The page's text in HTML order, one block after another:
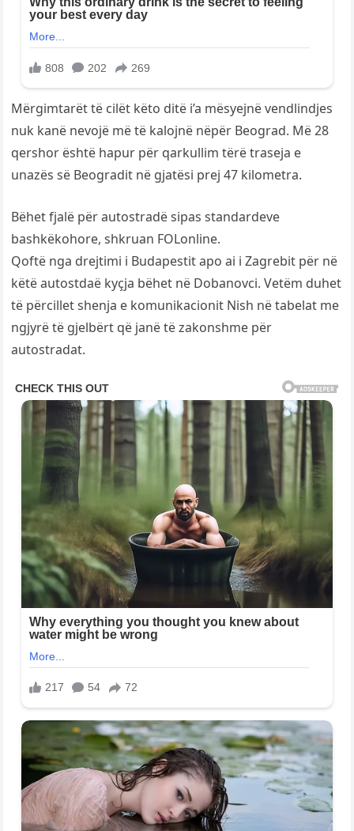
Mërgimtarët të cilët këto ditë i’a mësyejnë vendlindjes
nuk kanë nevojë më të kalojnë nëpër Beograd. Më 28
qershor është hapur për qarkullim tërë traseja e
unazës së Beogradit në gjatësi prej 47 kilometra.
Bëhet fjalë për autostradë sipas standardeve
bashkëkohore, shkruan FOLonline.
Qoftë nga drejtimi i Budapestit apo ai i Zagrebit për në
këtë autostdaë kyçja bëhet në Dobanovci. Vetëm duhet
të përcillet shenja e komunikacionit Nish në tabelat me
ngjyrë të gjelbërt që janë të zakonshme për
autostradat.